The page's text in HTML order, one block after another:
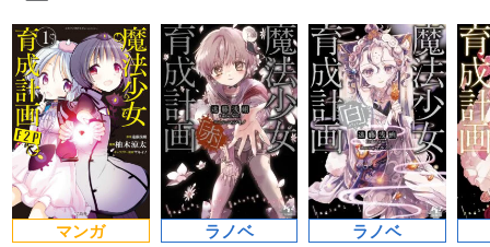
ラノベ
魔法少女育成計
画
2026年秋、TVアニメ
『魔法少女育成計画
restart』放送決定！
マンガ
愛蔵版 花ぶらん
こゆれて
太刀掛秀子の名作が
紙で復刊！
マンガ
【試し読み】異
世界でも鍵屋さ
ん
異世界お仕事ファン
タジー、最終第10巻
好評発売中！
ヒ
（
上下
売
マンガ ラノベ ラノベ